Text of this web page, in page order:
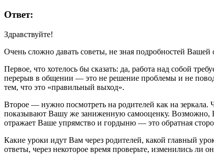
Ответ:
Здравствуйте!
Очень сложно давать советы, не зная подробностей
Первое, что хотелось бы сказать: да, работа над собой
перерыв в общении — это не решение проблемы и не повод
тем, что это «правильный выход».
Второе — нужно посмотреть на родителей как на
показывают Вашу же заниженную самооценку. Возможно,
отражает Ваше упрямство и гордыню — это обратная
Какие уроки идут Вам через родителей, какой главный
ответы, через некоторое время проверьте, изменились